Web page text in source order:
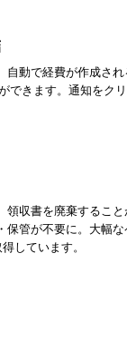
動で経費が作成さ
きます。通知をク
収書を廃棄するこ
管が不要に。大幅
しています。